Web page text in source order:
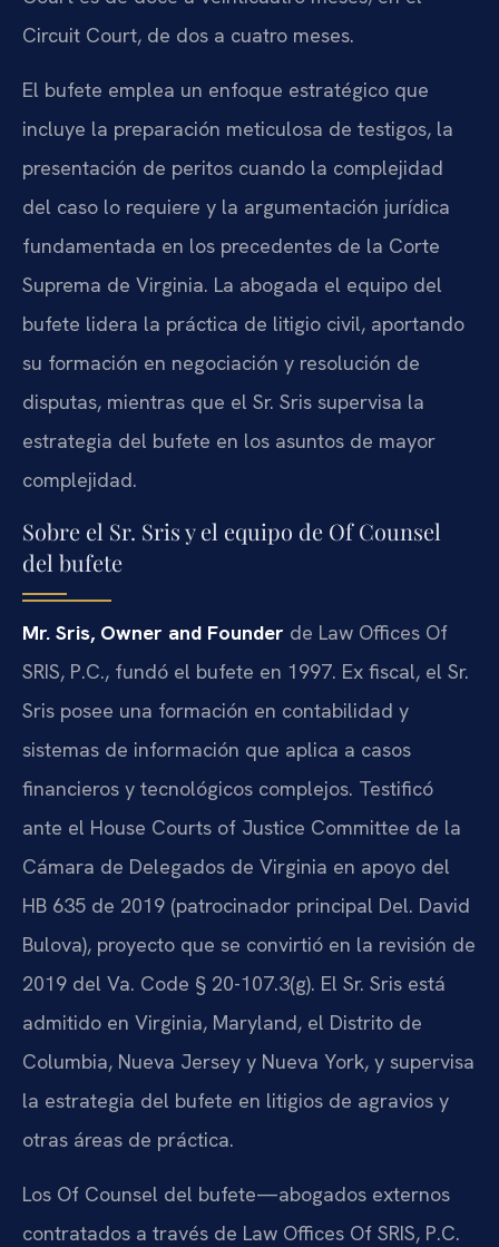
Circuit Court, de dos a cuatro meses.
El bufete emplea un enfoque estratégico que
incluye la preparación meticulosa de testigos, la
presentación de peritos cuando la complejidad
del caso lo requiere y la argumentación jurídica
fundamentada en los precedentes de la Corte
Suprema de Virginia. La abogada el equipo del
bufete lidera la práctica de litigio civil, aportando
su formación en negociación y resolución de
disputas, mientras que el Sr. Sris supervisa la
estrategia del bufete en los asuntos de mayor
complejidad.
Sobre el Sr. Sris y el equipo de Of Counsel
del bufete
Mr. Sris, Owner and Founder de Law Offices Of
SRIS, P.C., fundó el bufete en 1997. Ex fiscal, el Sr.
Sris posee una formación en contabilidad y
sistemas de información que aplica a casos
financieros y tecnológicos complejos. Testificó
ante el House Courts of Justice Committee de la
Cámara de Delegados de Virginia en apoyo del
HB 635 de 2019 (patrocinador principal Del. David
Bulova), proyecto que se convirtió en la revisión de
2019 del Va. Code § 20-107.3(g). El Sr. Sris está
admitido en Virginia, Maryland, el Distrito de
Columbia, Nueva Jersey y Nueva York, y supervisa
la estrategia del bufete en litigios de agravios y
otras áreas de práctica.
Los Of Counsel del bufete—abogados externos
contratados a través de Law Offices Of SRIS, P.C.